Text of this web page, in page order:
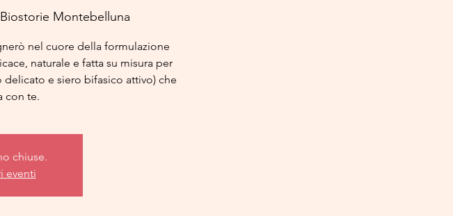
Montebelluna
nel cuore della formulazione
naturale e fatta su misura per
e siero bifasico attivo) che
con te.
chiuse.
eventi